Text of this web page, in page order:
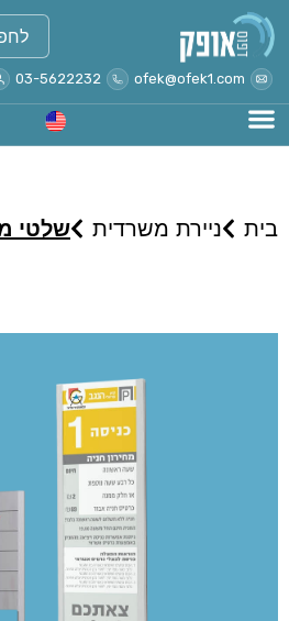
ofek@ofek1.com
03-5622232
בית ניירת משרדית שלטי